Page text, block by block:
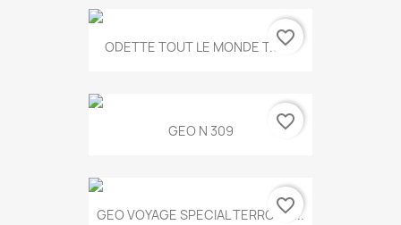
ODETTE TOUT LE MONDE T.546
favorite_border
GEO N 309 favorite_border
GEO VOYAGE SPECIAL TERROIRS...
favorite_border